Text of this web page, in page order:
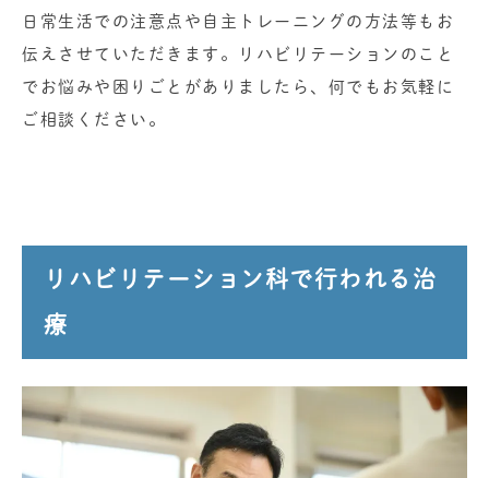
日常生活での注意点や自主トレーニングの方法等もお
伝えさせていただきます。リハビリテーションのこと
でお悩みや困りごとがありましたら、何でもお気軽に
ご相談ください。
リハビリテーション科で行われる治
療